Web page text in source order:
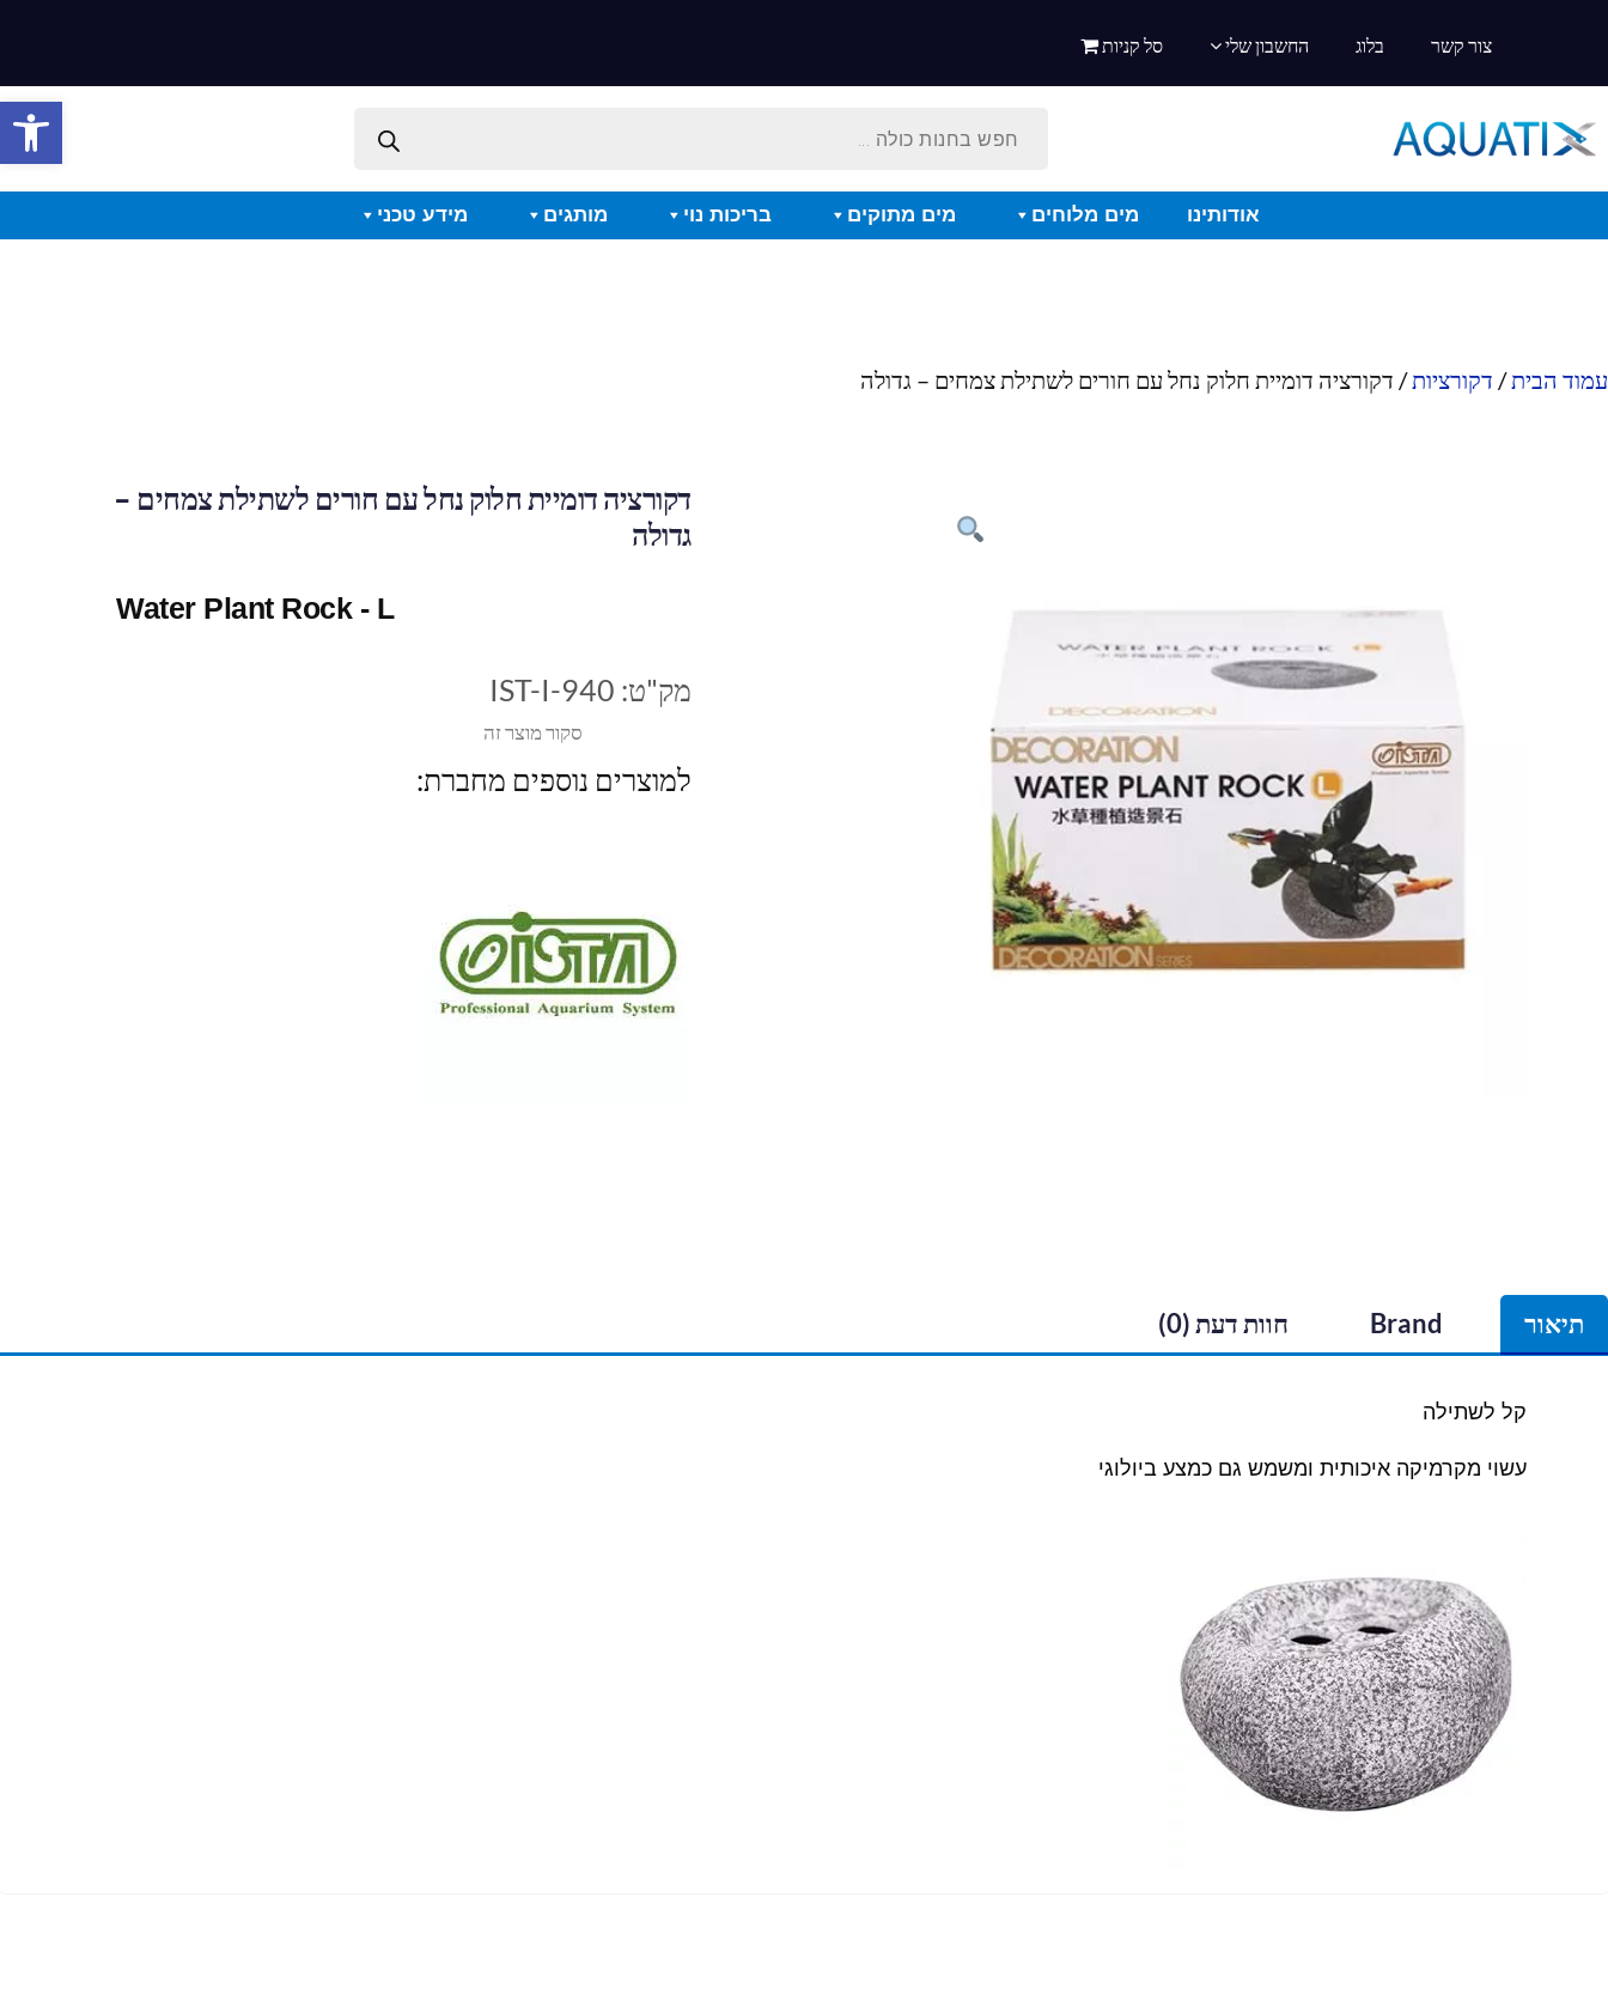
פתח
צור קשר בלוג החשבון שלי סל קניות
אודותינו מים מלוחים מים מתוקים בריכות נוי מותגים מידע טכני
עמוד הבית/ דקורציות/ דקורציה דומיית חלוק נחל עם חורים לשתילת צמחים – גדולה
דקורציה דומיית חלוק נחל עם חורים לשתילת צמחים –
גדולה
Water Plant Rock - L
סקור מוצר זה
מק"ט: IST-I-940
למוצרים נוספים מחברת:
תיאור Brand חוות דעת (0)
קל לשתילה
עשוי מקרמיקה איכותית ומשמש גם כמצע ביולוגי